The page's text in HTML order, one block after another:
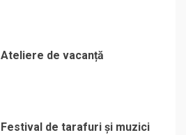
Ateliere de vacanță
Festival de tarafuri și muzici